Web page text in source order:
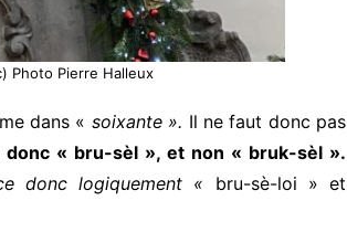
Photo Pierre Halleux
dans « soixante ». Il ne faut donc pas
donc « bru-sèl », et non « bruk-sèl ».
donc logiquement « bru-sè-loi » et